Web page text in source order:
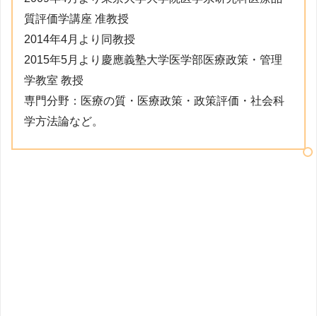
質評価学講座 准教授
2014年4月より同教授
2015年5月より慶應義塾大学医学部医療政策・管理
学教室 教授
専門分野：医療の質・医療政策・政策評価・社会科
学方法論など。